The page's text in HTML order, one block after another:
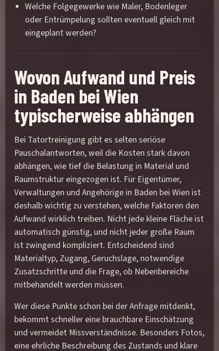
Welche Folgegewerke wie Maler, Bodenleger
oder Entrümpelung sollten eventuell gleich mit
eingeplant werden?
Wovon Aufwand und Preis
in Baden bei Wien
typischerweise abhängen
Bei Tatortreinigung gibt es selten seriöse
Pauschalantworten, weil die Kosten stark davon
abhängen, wie tief die Belastung in Material und
Raumstruktur eingezogen ist. Für Eigentümer,
Verwaltungen und Angehörige in Baden bei Wien ist
deshalb wichtig zu verstehen, welche Faktoren den
Aufwand wirklich treiben. Nicht jede kleine Fläche ist
automatisch günstig, und nicht jeder große Raum
ist zwingend kompliziert. Entscheidend sind
Materialtyp, Zugang, Geruchslage, notwendige
Zusatzschritte und die Frage, ob Nebenbereiche
mitbehandelt werden müssen.
Wer diese Punkte schon bei der Anfrage mitdenkt,
bekommt schneller eine brauchbare Einschätzung
und vermeidet Missverständnisse. Besonders Fotos,
eine ehrliche Beschreibung des Zustands und klare